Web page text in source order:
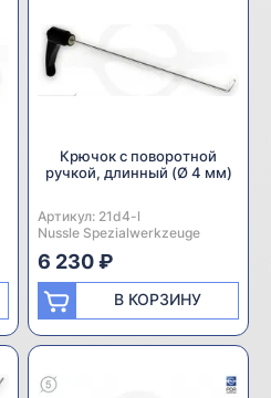
Крючок с поворотной
ручкой, длинный (Ø 4 мм)
Артикул: 21d4-l
Производитель:
Nussle Spezialwerkzeuge
6 230 ₽
В КОРЗИНУ